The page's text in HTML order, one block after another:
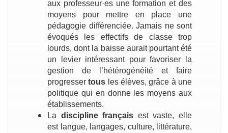
aux professeur·es une formation et des
moyens pour mettre en place une
pédagogie différenciée. Jamais ne sont
évoqués les effectifs de classe trop
lourds, dont la baisse aurait pourtant été
un levier intéressant pour favoriser la
gestion de l’hétérogénéité et faire
progressertous les élèves, grâce à une
politique qui en donne les moyens aux
établissements.
La discipline français est vaste, elle
est langue, langages, culture, littérature,